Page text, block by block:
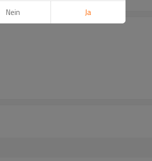
Nein Ja